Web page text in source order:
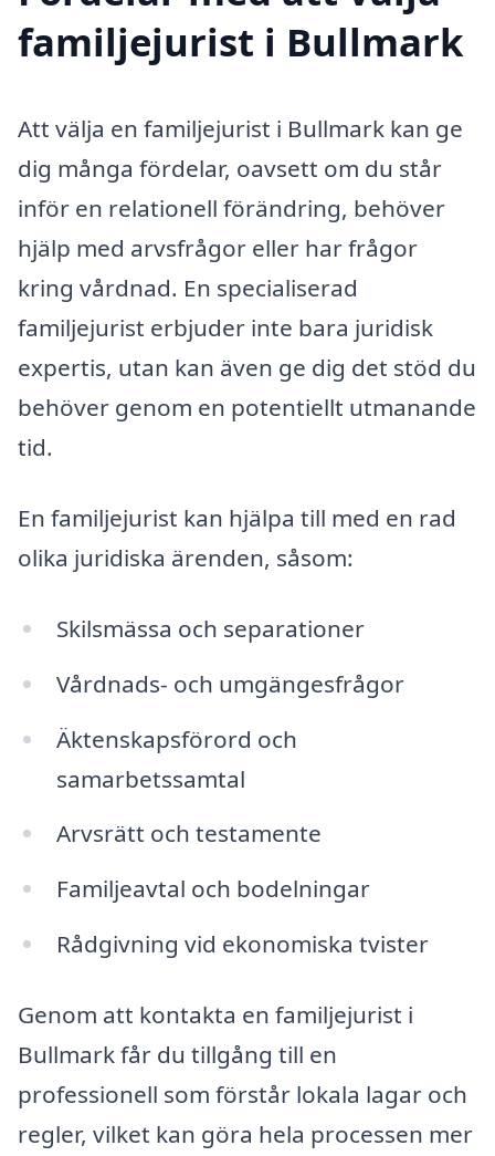
familjejurist i Bullmark
Att välja en familjejurist i Bullmark kan ge
dig många fördelar, oavsett om du står
inför en relationell förändring, behöver
hjälp med arvsfrågor eller har frågor
kring vårdnad. En specialiserad
familjejurist erbjuder inte bara juridisk
expertis, utan kan även ge dig det stöd du
behöver genom en potentiellt utmanande
tid.
En familjejurist kan hjälpa till med en rad
olika juridiska ärenden, såsom:
Skilsmässa och separationer
Vårdnads- och umgängesfrågor
Äktenskapsförord och
samarbetssamtal
Arvsrätt och testamente
Familjeavtal och bodelningar
Rådgivning vid ekonomiska tvister
Genom att kontakta en familjejurist i
Bullmark får du tillgång till en
professionell som förstår lokala lagar och
regler, vilket kan göra hela processen mer